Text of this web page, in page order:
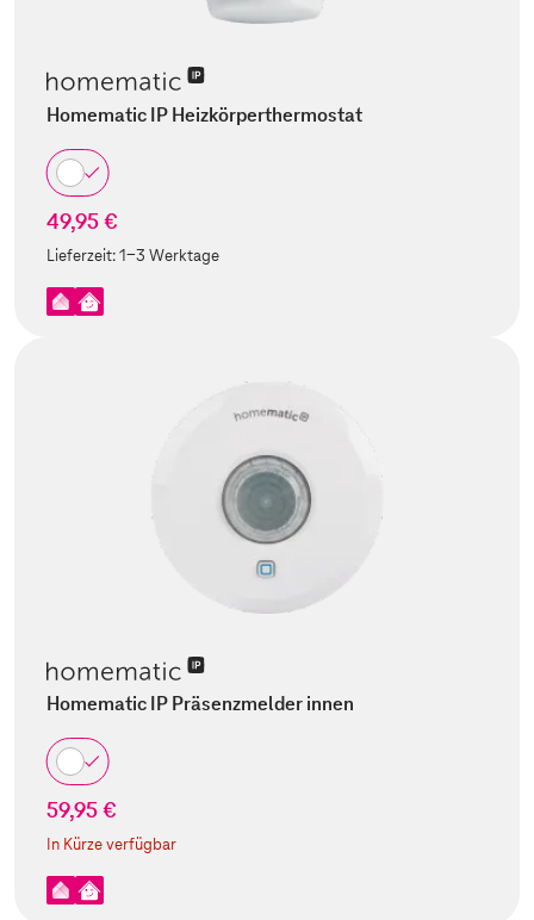
Homematic IP Heizkörperthermostat
49,95 €
Lieferzeit:1-3 Werktage
Homematic IP Präsenzmelder innen
59,95 €
In Kürze verfügbar